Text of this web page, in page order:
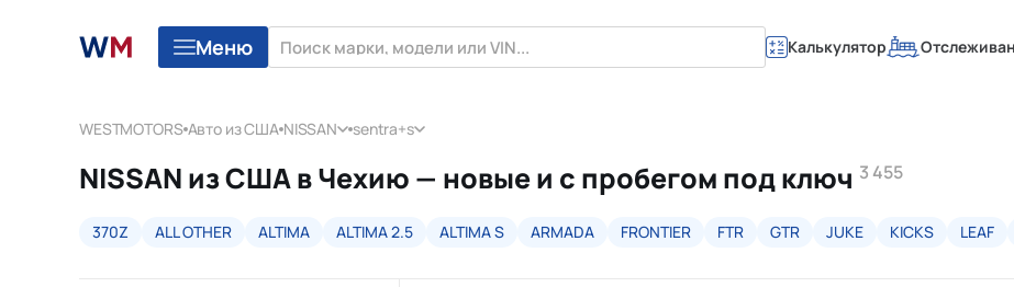
Меню Калькулятор
WESTMOTORS Авто из США NISSAN sentra+s
NISSAN из США в Чехию — новые и с пробегом под ключ 3 455
370Z ALL OTHER ALTIMA ALTIMA 2.5 ALTIMA S ARMADA FRONTIER FTR GTR JUKE KICKS LEAF